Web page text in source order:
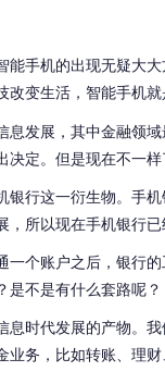
手机的出现无疑大
改变生活，智能手机就
息发展，其中金融领
定。但是现在不一
银行这一衍生物。手
所以现在手机银行已
一个账户之后，银行
是不是有什么套路呢？
息时代发展的产物。
务，比如转账、理财